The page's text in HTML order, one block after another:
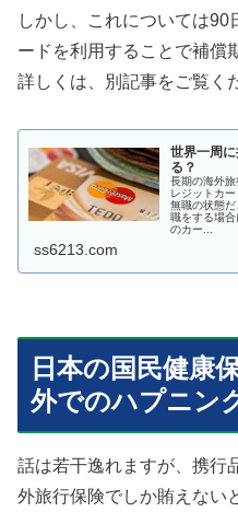
しかし、これについては90
ードを利用することで補償
詳しくは、別記事をご覧く
世界一周
る？
長期の海外
レジットカ
無職の状態
職をする場
のカー...
ss6213.com
日本の国民健康
外でのハプニン
話は若干逸れますが、携行
外旅行保険でしか賄えない